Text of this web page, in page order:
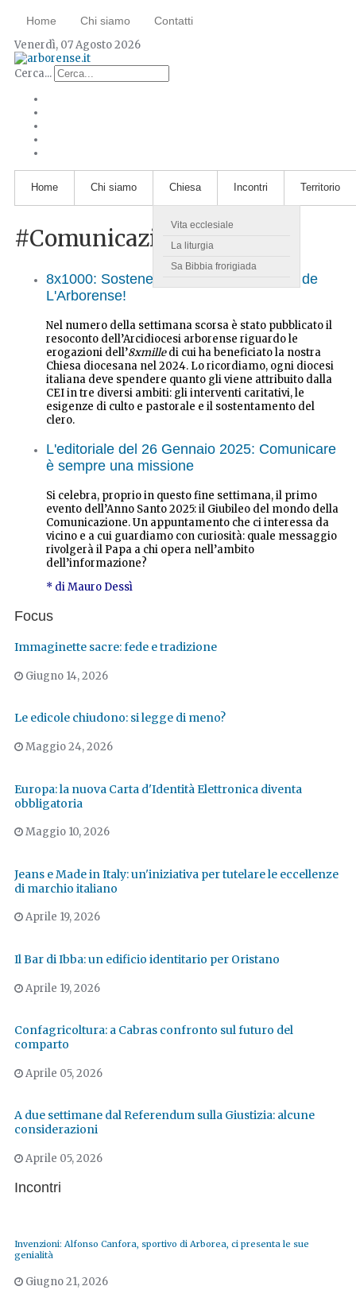
Home Chi siamo Contatti
Venerdì, 07 Agosto 2026
Cerca...
Home Chi siamo Chiesa
Vita ecclesiale
La liturgia
Sa Bibbia frorigiada
Incontri Territorio
#Comunicazione
8x1000: Sostenete il sogno e la mission de
L'Arborense!
Nel numero della settimana scorsa è stato pubblicato il
resoconto dell’Arcidiocesi arborense riguardo le
erogazioni dell’8xmilledi cui ha beneficiato la nostra
Chiesa diocesana nel 2024. Lo ricordiamo, ogni diocesi
italiana deve spendere quanto gli viene attribuito dalla
CEI in tre diversi ambiti: gli interventi caritativi, le
esigenze di culto e pastorale e il sostentamento del
clero.
L'editoriale del 26 Gennaio 2025: Comunicare
è sempre una missione
Si celebra, proprio in questo fine settimana, il primo
evento dell’Anno Santo 2025: il Giubileo del mondo della
Comunicazione. Un appuntamento che ci interessa da
vicino e a cui guardiamo con curiosità: quale messaggio
rivolgerà il Papa a chi opera nell’ambito
dell’informazione?
* di Mauro Dessì
Focus
Immaginette sacre: fede e tradizione
Giugno 14, 2026
Le edicole chiudono: si legge di meno?
Maggio 24, 2026
Europa: la nuova Carta d'Identità Elettronica diventa
obbligatoria
Maggio 10, 2026
Jeans e Made in Italy: un'iniziativa per tutelare le eccellenze
di marchio italiano
Aprile 19, 2026
Il Bar di Ibba: un edificio identitario per Oristano
Aprile 19, 2026
Confagricoltura: a Cabras confronto sul futuro del
comparto
Aprile 05, 2026
A due settimane dal Referendum sulla Giustizia: alcune
considerazioni
Aprile 05, 2026
Incontri
Invenzioni: Alfonso Canfora, sportivo di Arborea, ci presenta le sue
genialità
Giugno 21, 2026